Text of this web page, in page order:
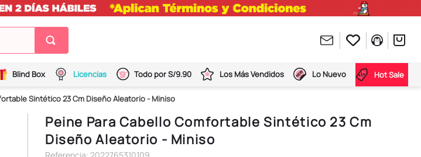
Blind Box Licencias Todo por S/9.90 Los Más Vendidos Lo Nuevo Hot Sale
Sintético 23 Cm Diseño Aleatorio - Miniso
Peine Para Cabello Comfortable Sintético 23 Cm
Diseño Aleatorio - Miniso